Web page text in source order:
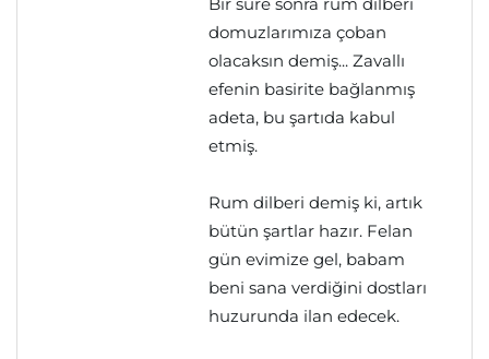
domuzlarımıza çoban
olacaksın demiş... Zavallı
efenin basirite bağlanmış
adeta, bu şartıda kabul
etmiş.
Rum dilberi demiş ki, artık
bütün şartlar hazır. Felan
gün evimize gel, babam
beni sana verdiğini dostları
huzurunda ilan edecek.